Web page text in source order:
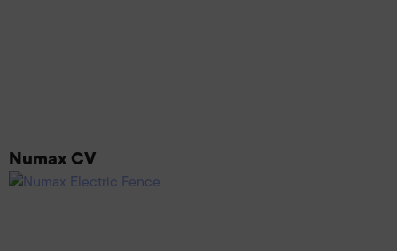
Numax CV